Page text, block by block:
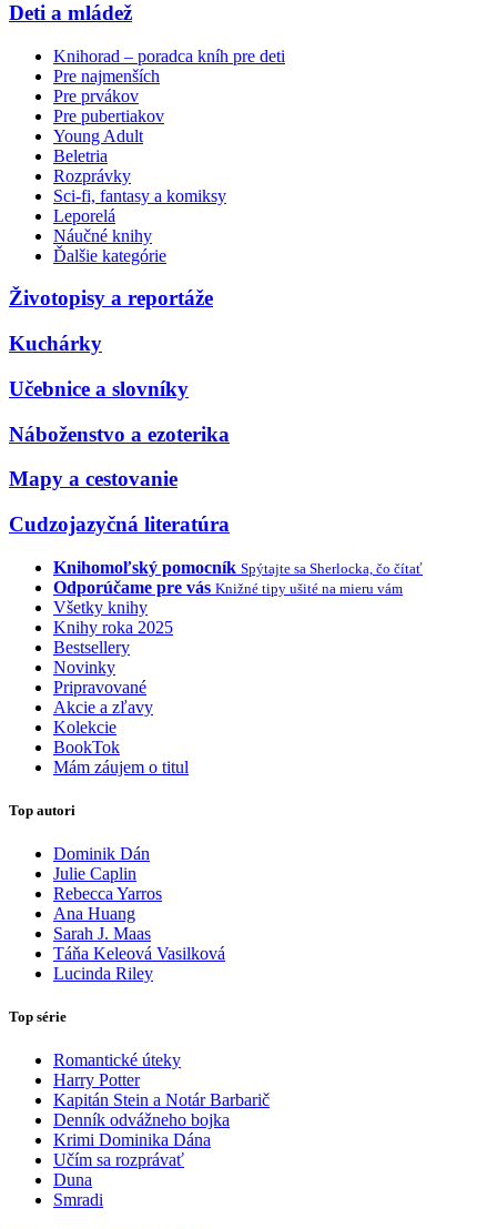
Deti a mládež
Knihorad – poradca kníh pre deti
Pre najmenších
Pre prvákov
Pre pubertiakov
Young Adult
Beletria
Rozprávky
Sci-fi, fantasy a komiksy
Leporelá
Náučné knihy
Ďalšie kategórie
Životopisy a reportáže
Kuchárky
Učebnice a slovníky
Náboženstvo a ezoterika
Mapy a cestovanie
Cudzojazyčná literatúra
Knihomoľský pomocník Spýtajte sa Sherlocka, čo čítať
Odporúčame pre vás Knižné tipy ušité na mieru vám
Všetky knihy
Knihy roka 2025
Bestsellery
Novinky
Pripravované
Akcie a zľavy
Kolekcie
BookTok
Mám záujem o titul
Top autori
Dominik Dán
Julie Caplin
Rebecca Yarros
Ana Huang
Sarah J. Maas
Táňa Keleová Vasilková
Lucinda Riley
Top série
Romantické úteky
Harry Potter
Kapitán Stein a Notár Barbarič
Denník odvážneho bojka
Krimi Dominika Dána
Učím sa rozprávať
Duna
Smradi